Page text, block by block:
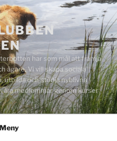
har som mål att främja
ägare. Vi vill skapa sociala
utbilda och stödja nyblivna
medlemmar genom kurser
Meny